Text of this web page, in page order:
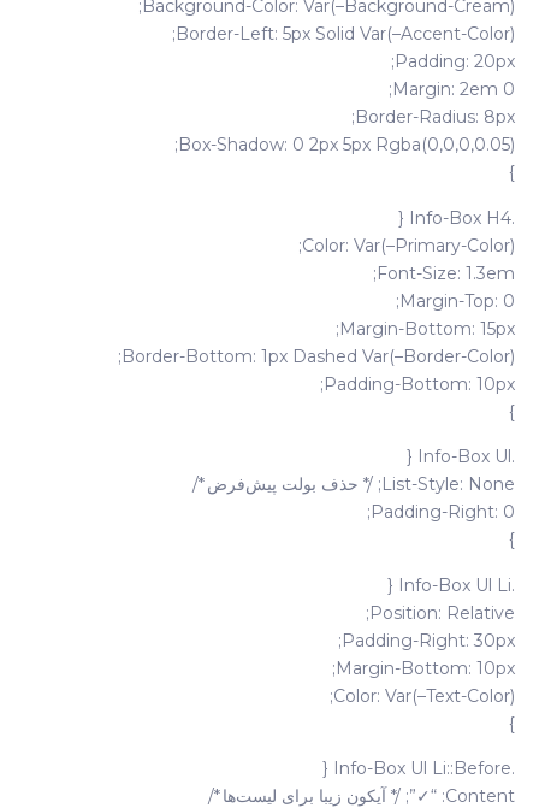
Background-Color: Var(–Background-Cream);
Border-Left: 5px Solid Var(–Accent-Color);
Padding: 20px;
Margin: 2em 0;
Border-Radius: 8px;
Box-Shadow: 0 2px 5px Rgba(0,0,0,0.05);
}
.info-Box H4 {
Color: Var(–Primary-Color);
Font-Size: 1.3em;
Margin-Top: 0;
Margin-Bottom: 15px;
Border-Bottom: 1px Dashed Var(–Border-Color);
Padding-Bottom: 10px;
}
.info-Box Ul {
List-Style: None; /* حذف بولت پیش‌فرض */
Padding-Right: 0;
}
.info-Box Ul Li {
Position: Relative;
Padding-Right: 30px;
Margin-Bottom: 10px;
Color: Var(–Text-Color);
}
.info-Box Ul Li::before {
Content: “✓”; /* آیکون زیبا برای لیست‌ها */